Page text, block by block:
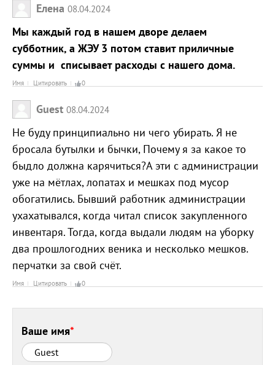
Елена 08.04.2024
Мы каждый год в нашем дворе делаем
субботник, а ЖЭУ 3 потом ставит приличные
суммы и списывает расходы с нашего дома.
Имя Цитировать 0
Guest 08.04.2024
Не буду принципиально ни чего убирать. Я не
бросала бутылки и бычки, Почему я за какое то
быдло должна карячиться?А эти с администрации
уже на мётлах, лопатах и мешках под мусор
обогатились. Бывший работник администрации
ухахатывался, когда читал список закупленного
инвентаря. Тогда, когда выдали людям на уборку
два прошлогодних веника и несколько мешков.
перчатки за свой счёт.
Имя Цитировать 0
Ваше имя*